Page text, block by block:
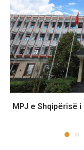
MPJ e Shqipërisë